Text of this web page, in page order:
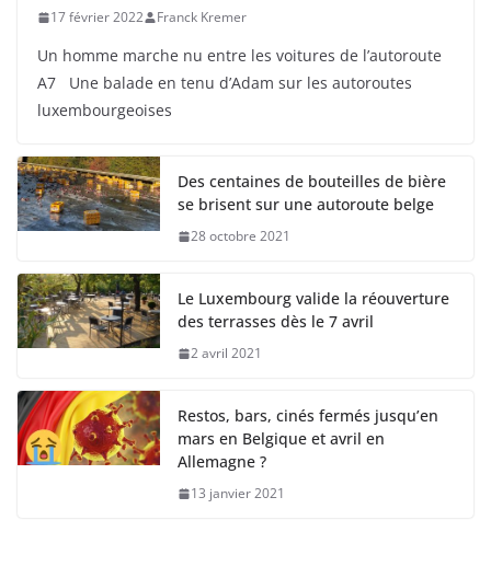
17 février 2022 Franck Kremer
Un homme marche nu entre les voitures de l’autoroute
A7 Une balade en tenu d’Adam sur les autoroutes
luxembourgeoises
Des centaines de bouteilles de bière
se brisent sur une autoroute belge
28 octobre 2021
Le Luxembourg valide la réouverture
des terrasses dès le 7 avril
2 avril 2021
Restos, bars, cinés fermés jusqu’en
mars en Belgique et avril en
Allemagne ?
13 janvier 2021